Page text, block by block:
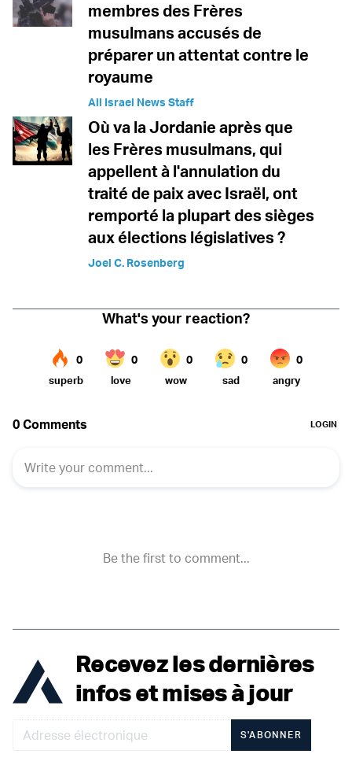
membres des Frères
musulmans accusés de
préparer un attentat contre le
royaume
All Israel News Staff
Où va la Jordanie après que
les Frères musulmans, qui
appellent à l'annulation du
traité de paix avec Israël, ont
remporté la plupart des sièges
aux élections législatives ?
Joel C. Rosenberg
Recevez les dernières
infos et mises à jour
S'ABONNER